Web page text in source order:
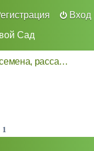
Вход
Сад
семена, рассада, грунты
1